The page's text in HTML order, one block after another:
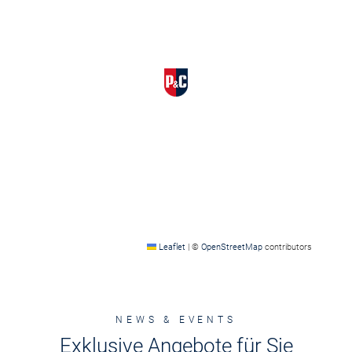
Leaflet © OpenStreetMap contributors
NEWS & EVENTS
Exklusive Angebote für Sie